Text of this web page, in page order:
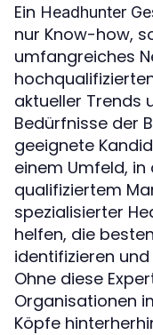
Ein Headhunter
nur Know-how,
umfangreiches
aktueller Trends
Bedürfnisse der
geeignete
einem Umfeld,
qualifiziertem
spezialisierter
helfen, die
identifizieren
Ohne diese
Organisationen
Köpfe